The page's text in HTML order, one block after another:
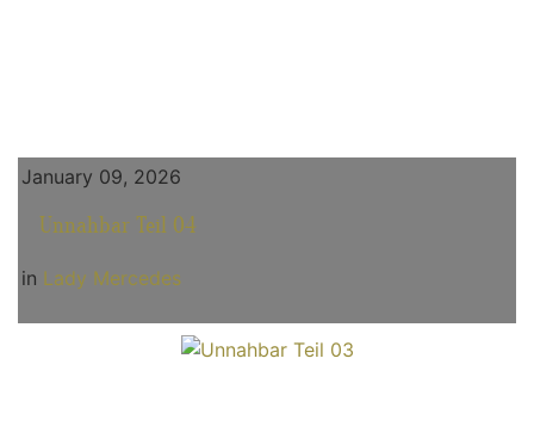
January 09, 2026
Unnahbar Teil 04
in Lady Mercedes